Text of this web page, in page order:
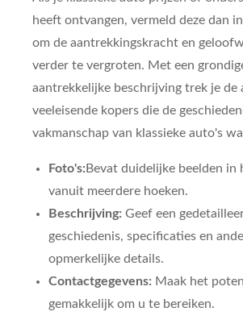
heeft ontvangen, vermeld deze dan
om de aantrekkingskracht en
verder te vergroten. Met een
aantrekkelijke beschrijving trek je de
veeleisende kopers die de
vakmanschap van klassieke auto's
Foto's: Bevat duidelijke beelden in
vanuit meerdere hoeken.
Beschrijving: Geef een
geschiedenis, specificaties en
opmerkelijke details.
Contactgegevens: Maak het
gemakkelijk om u te bereiken.